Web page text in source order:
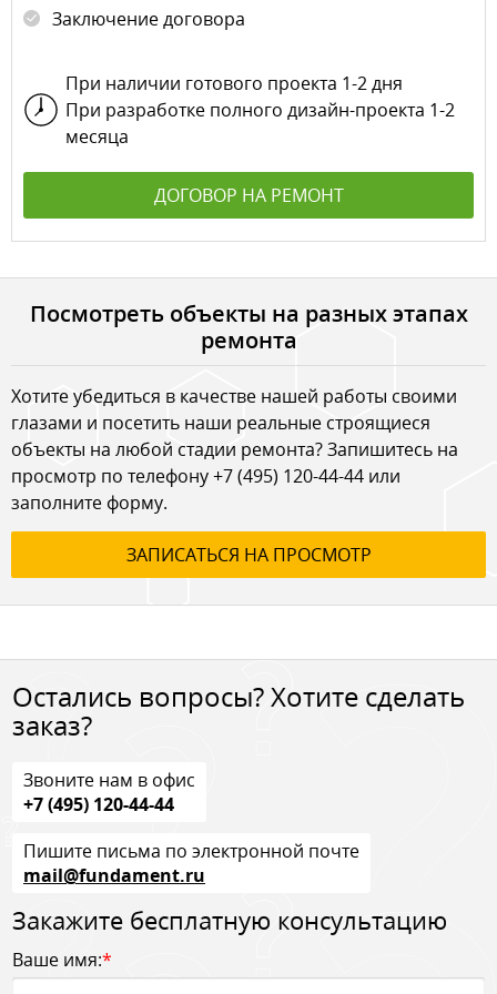
Заключение договора
При наличии готового проекта 1-2 дня
При разработке полного дизайн-проекта 1-2
месяца
ДОГОВОР НА РЕМОНТ
Посмотреть объекты на разных этапах
ремонта
Хотите убедиться в качестве нашей работы своими
глазами и посетить наши реальные строящиеся
объекты на любой стадии ремонта? Запишитесь на
просмотр по телефону+7 (495) 120-44-44 или
заполните форму.
ЗАПИСАТЬСЯ НА ПРОСМОТР
Остались вопросы? Хотите сделать
заказ?
Звоните нам в офис
+7 (495) 120-44-44
Пишите письма по электронной почте
mail@fundament.ru
Закажите бесплатную консультацию
Ваше имя:*